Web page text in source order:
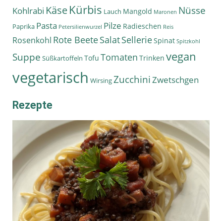
Kohlrabi KäseKürbis Lauch Mangold Maronen Nüsse
Paprika Pasta Petersilienwurzel Pilze Radieschen Reis
Rosenkohl Rote BeeteSalatSellerieSpinat Spitzkohl
Suppe Süßkartoffeln Tofu Tomaten Trinken vegan
vegetarisch WirsingZucchiniZwetschgen
Rezepte